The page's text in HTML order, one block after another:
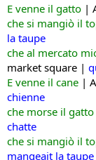
E venne il gatto |
che si mangiò il
la taupe
che al mercato
market square |
E venne il cane |
chienne
che morse il gatto
chatte
che si mangiò il
mangeait la taupe